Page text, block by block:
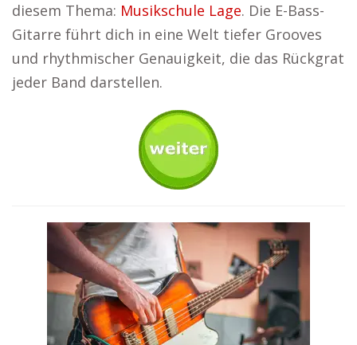
diesem Thema: Musikschule Lage. Die E-Bass-
Gitarre führt dich in eine Welt tiefer Grooves
und rhythmischer Genauigkeit, die das Rückgrat
jeder Band darstellen.